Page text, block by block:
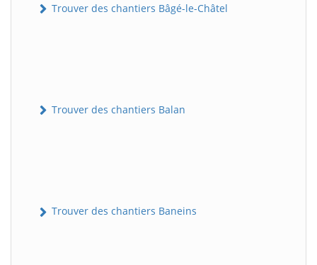
Trouver des chantiers Bâgé-le-Châtel
Trouver des chantiers Balan
Trouver des chantiers Baneins